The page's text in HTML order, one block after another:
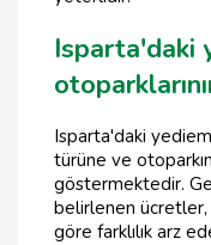
Isparta'daki
Isparta'daki
türüne ve
göstermektedir.
belirlenen ücretler,
göre farklılık arz